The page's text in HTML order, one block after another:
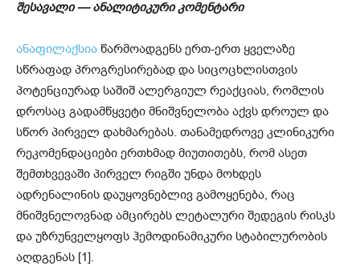
შესავალი — ანალიტიკური კომენტარი
ანაფილაქსია წარმოადგენს ერთ-ერთ ყველაზე
სწრაფად პროგრესირებად და სიცოცხლისთვის
პოტენციურად საშიშ ალერგიულ რეაქციას, რომლის
დროსაც გადამწყვეტი მნიშვნელობა აქვს დროულ და
სწორ პირველ დახმარებას. თანამედროვე კლინიკური
რეკომენდაციები ერთხმად მიუთითებს, რომ ასეთ
შემთხვევაში პირველ რიგში უნდა მოხდეს
ადრენალინის დაუყოვნებლივ გამოყენება, რაც
მნიშვნელოვნად ამცირებს ლეტალური შედეგის რისკს
და უზრუნველყოფს ჰემოდინამიკური სტაბილურობის
აღდგენას [1].